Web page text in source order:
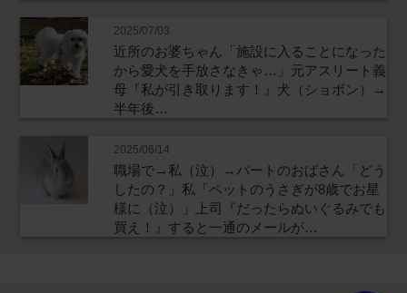
2025/07/03
近所のお婆ちゃん「施設に入ることになった
から愛犬を手放さなきゃ…」元アスリート義
母『私が引き取ります！』犬（ショボン）→
半年後…
2025/06/14
職場で→私（泣）→パートのおばさん「どう
したの？」私「ペットのうさぎが8歳でお星
様に（泣）」上司『だったらぬいぐるみでも
買え！』すると一通のメールが…